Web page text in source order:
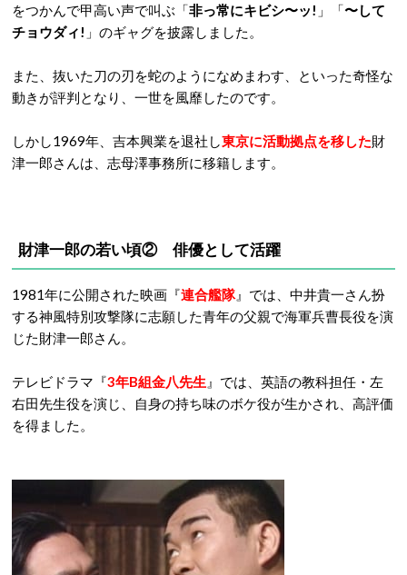
をつかんで甲高い声で叫ぶ「非っ常にキビシ〜ッ! 」「〜して
チョウダィ! 」のギャグを披露しました。
また、抜いた刀の刃を蛇のようになめまわす、といった奇怪な
動きが評判となり、一世を風靡したのです。
しかし1969年、吉本興業を退社し東京に活動拠点を移した財
津一郎さんは、志母澤事務所に移籍します。
財津一郎の若い頃② 俳優として活躍
1981年に公開された映画『連合艦隊』では、中井貴一さん扮
する神風特別攻撃隊に志願した青年の父親で海軍兵曹長役を演
じた財津一郎さん。
テレビドラマ『3年B組金八先生 』では、英語の教科担任・左
右田先生役を演じ、自身の持ち味のボケ役が生かされ、高評価
を得ました。